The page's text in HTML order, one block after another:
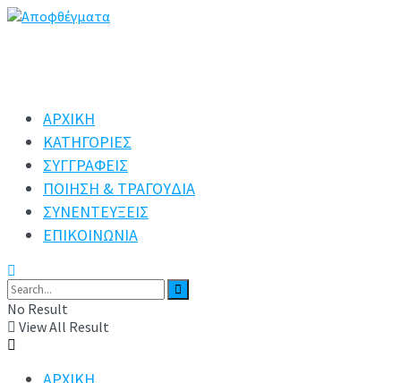
ΑΡΧΙΚΗ
ΚΑΤΗΓΟΡΙΕΣ
ΣΥΓΓΡΑΦΕΙΣ
ΠΟΙΗΣΗ & ΤΡΑΓΟΥΔΙΑ
ΣΥΝΕΝΤΕΥΞΕΙΣ
ΕΠΙΚΟΙΝΩΝΙΑ
No Result
View All Result